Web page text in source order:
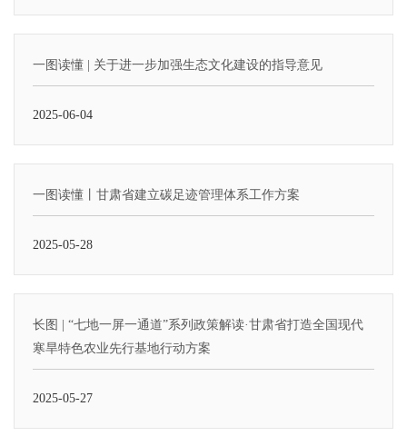
一图读懂 | 关于进一步加强生态文化建设的指导意见
2025-06-04
一图读懂丨甘肃省建立碳足迹管理体系工作方案
2025-05-28
长图 | “七地一屏一通道”系列政策解读·甘肃省打造全国现代
寒旱特色农业先行基地行动方案
2025-05-27